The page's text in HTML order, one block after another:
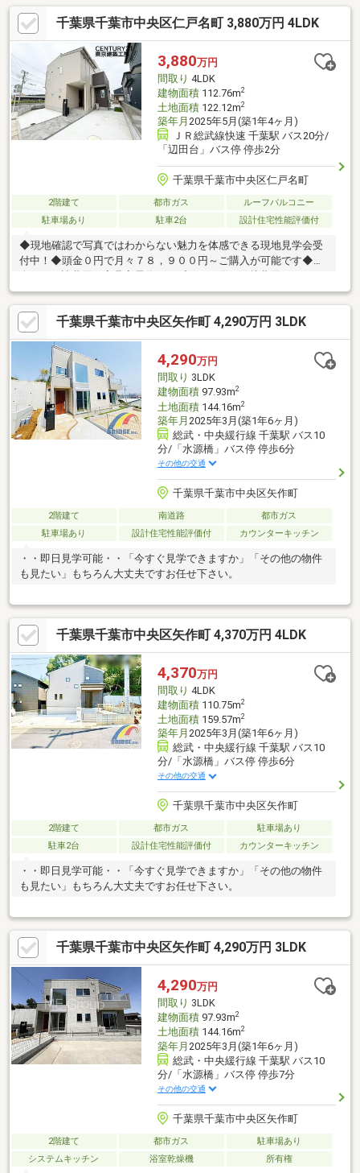
総武本線『千葉駅』までバス１０分で通勤も便利です♪◆星久喜
小学校・星久喜中学校です♪◆ランドロームまで徒歩１１分でお
買い物が便利です♪◆家族が集うLDKは１８帖ございます♪◆シュ
ーズインクローク・パントリー・カップボード・食器洗浄乾燥機
など充実の仕様♪～住宅ローンに強い！無料相談会開催中～■頭
金・諸費用がない■オートローンや他に借入がある
千葉県千葉市中央区仁戸名町 3,880万円 4LDK
3,880万円
間取り 4LDK
建物面積112.76m2
土地面積122.12m2
築年月 2025年5月(築1年4ヶ月)
ＪＲ総武線快速 千葉駅 バス20分/
「辺田台」バス停 停歩2分
千葉県千葉市中央区仁戸名町
2階建て 都市ガス
ルーフバルコニー
駐車場あり
駐車2台 設計住宅性能評価付
◆現地確認で写真ではわからない魅力を体感できる現地見学会受
付中！◆頭金０円で月々７８，９００円～ご購入が可能です◆頭
せ下さい！◆角地！明るく開放的です♪◆４LDK＋駐車スペース２
台分ございます♪◆ＪＲ総武本線『千葉駅』までバス２０分です
♪◆仁戸名小学校まで徒歩５分でお子様の通学も安心です♪◆トッ
プマートまで徒歩１３分でお買い物が便利です♪◆開放的なスカ
イバルコニーがある家です♪◆カップボード・食器洗浄乾燥機な
ど充実仕様です♪～住宅ローンに強い！無料相談会開催中～■頭
金・諸費用がない■オートローンや他に借入がある
千葉県千葉市中央区矢作町 4,290万円 3LDK
4,290万円
間取り 3LDK
建物面積97.93m2
土地面積144.16m2
築年月 2025年3月(築1年6ヶ月)
総武・中央緩行線 千葉駅 バス10
分/「水源橋」バス停 停歩6分
その他の交通
千葉県千葉市中央区矢作町
2階建て 南道路
都市ガス
駐車場あり
設計住宅性能評価付 カウンターキッチン
・・即日見学可能・・「今すぐ見学できますか」「その他の物件
も見たい」もちろん大丈夫ですお任せ下さい。
千葉県千葉市中央区矢作町 4,370万円 4LDK
4,370万円
間取り 4LDK
建物面積110.75m2
土地面積159.57m2
築年月 2025年3月(築1年6ヶ月)
総武・中央緩行線 千葉駅 バス10
分/「水源橋」バス停 停歩6分
その他の交通
千葉県千葉市中央区矢作町
2階建て 都市ガス
駐車場あり
駐車2台
設計住宅性能評価付 カウンターキッチン
・・即日見学可能・・「今すぐ見学できますか」「その他の物件
も見たい」もちろん大丈夫ですお任せ下さい。
千葉県千葉市中央区矢作町 4,290万円 3LDK
4,290万円
間取り 3LDK
建物面積97.93m2
土地面積144.16m2
築年月 2025年3月(築1年6ヶ月)
総武・中央緩行線 千葉駅 バス10
分/「水源橋」バス停 停歩7分
その他の交通
千葉県千葉市中央区矢作町
2階建て 都市ガス
駐車場あり
システムキッチン
浴室乾燥機 所有権